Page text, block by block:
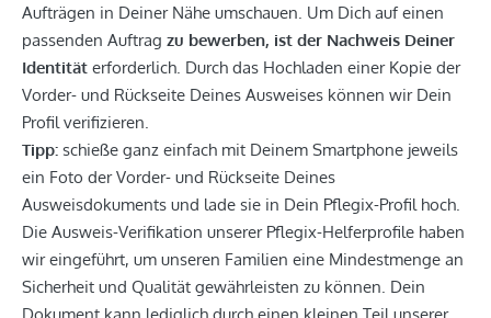
Aufträgen in Deiner Nähe umschauen. Um Dich auf einen
passenden Auftrag zu bewerben, ist der Nachweis Deiner
Identität erforderlich. Durch das Hochladen einer Kopie der
Vorder- und Rückseite Deines Ausweises können wir Dein
Profil verifizieren.
Tipp: schieße ganz einfach mit Deinem Smartphone jeweils
ein Foto der Vorder- und Rückseite Deines
Ausweisdokuments und lade sie in Dein Pflegix-Profil hoch.
Die Ausweis-Verifikation unserer Pflegix-Helferprofile haben
wir eingeführt, um unseren Familien eine Mindestmenge an
Sicherheit und Qualität gewährleisten zu können. Dein
Dokument kann lediglich durch einen kleinen Teil unserer